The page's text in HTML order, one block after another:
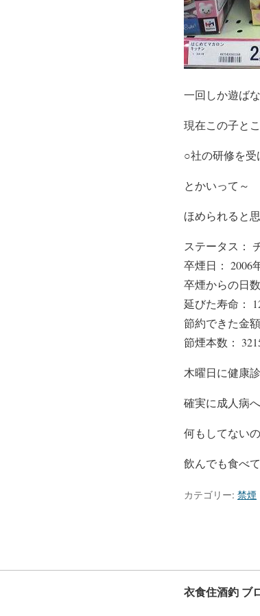
一回しか遊ば
現在この子と
○社の研修を
とかいって
ほめられると
ステータス：
卒煙日： 2006
卒煙からの日
延びた寿命：
節約できた金
節煙本数：
木曜日に健康
確実に成人病
何もしてない
飲んでも食べ
カテゴリー: 禁煙
衣食住酒釣 ブ